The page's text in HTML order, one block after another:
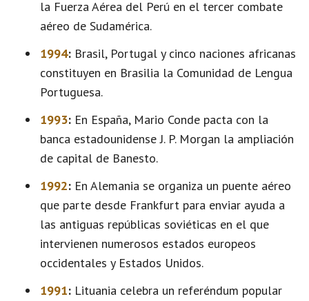
la Fuerza Aérea del Perú en el tercer combate
aéreo de Sudamérica.
1994: Brasil, Portugal y cinco naciones africanas
constituyen en Brasilia la Comunidad de Lengua
Portuguesa.
1993: En España, Mario Conde pacta con la
banca estadounidense J. P. Morgan la ampliación
de capital de Banesto.
1992: En Alemania se organiza un puente aéreo
que parte desde Frankfurt para enviar ayuda a
las antiguas repúblicas soviéticas en el que
intervienen numerosos estados europeos
occidentales y Estados Unidos.
1991: Lituania celebra un referéndum popular